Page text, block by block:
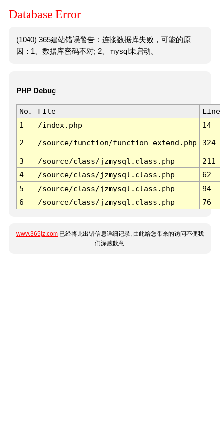
Database Error
(1040) 365建站错误警告：连接数据库失败，可能的原
因：1、数据库密码不对; 2、mysql未启动。
PHP Debug
No. File
Line
1
/index.php 14
2 /source/function/function_extend.php 324
3 /source/class/jzmysql.class.php
211
4
/source/class/jzmysql.class.php
62
5
/source/class/jzmysql.class.php
94
6
/source/class/jzmysql.class.php 76
www.365jz.com 已经将此出错信息详细记录, 由此给您带来的访问不便我
们深感歉意.